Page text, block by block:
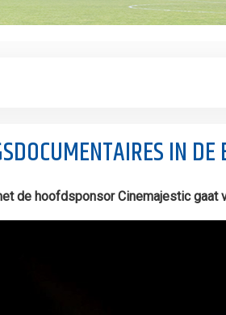
IN DE
de hoofdsponsor Cinemajestic